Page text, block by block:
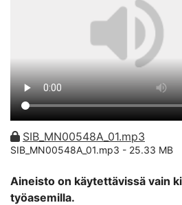
SIB_MN00548A_01.mp3
SIB_MN00548A_01.mp3 - 25.33 MB
Aineisto on käytettävissä vain
työasemilla.